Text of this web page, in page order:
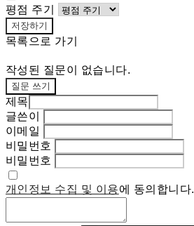
평점 주기
저장하기
목록으로 가기
작성된 질문이 없습니다.
질문 쓰기
제목
글쓴이
이메일
비밀번호
비밀번호
개인정보 수집 및 이용에 동의합니다.